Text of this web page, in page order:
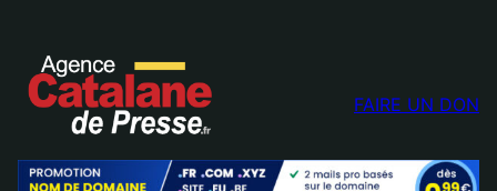
FAIRE UN DON